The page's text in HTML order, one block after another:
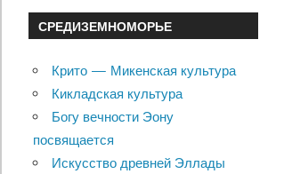
СРЕДИЗЕМНОМОРЬЕ
Крито — Микенская культура
Кикладская культура
Богу вечности Эону
посвящается
Искусство древней Эллады